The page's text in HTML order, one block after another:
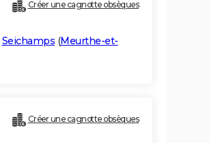
Créer une cagnotte obsèques
Seichamps (Meurthe-et-
Créer une cagnotte obsèques